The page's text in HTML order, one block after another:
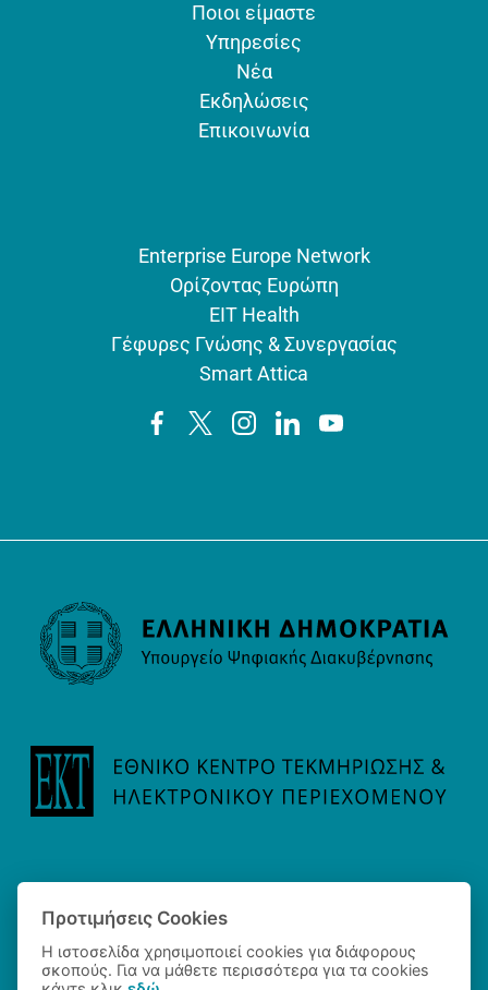
Ποιοι είμαστε
Υπηρεσίες
Νέα
Εκδηλώσεις
Επικοινωνία
Enterprise Europe Network
Ορίζοντας Ευρώπη
EIT Health
Γέφυρες Γνώσης & Συνεργασίας
Smart Attica
Προτιμήσεις Cookies
Η ιστοσελίδα χρησιμοποιεί cookies για διάφορους
σκοπούς. Για να μάθετε περισσότερα για τα cookies